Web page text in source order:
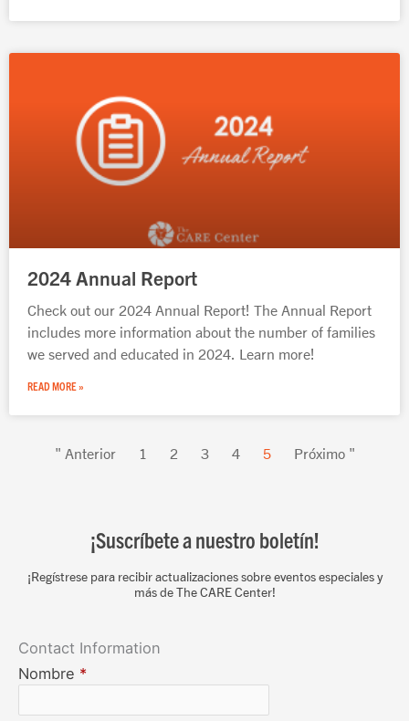
2024 Annual Report
Check out our 2024 Annual Report! The Annual Report
includes more information about the number of families
we served and educated in 2024. Learn more!
READ MORE »
" Anterior 1 2 3 4 5 Próximo "
¡Suscríbete a nuestro boletín!
¡Regístrese para recibir actualizaciones sobre eventos especiales y
más de The CARE Center!
Contact Information
Nombre *